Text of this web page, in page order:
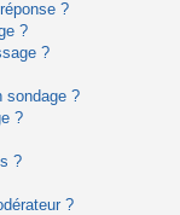
?
?
?
sondage ?
?
?
?